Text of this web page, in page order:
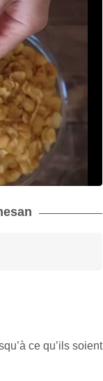
ce qu’ils soient